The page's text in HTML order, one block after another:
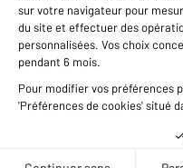
Mentions légales &